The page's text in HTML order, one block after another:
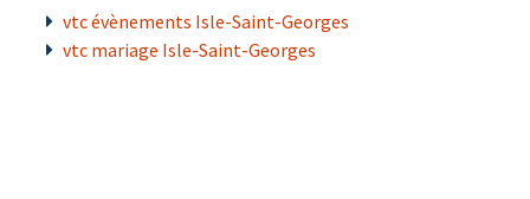
vtc évènements Isle-Saint-Georges
vtc mariage Isle-Saint-Georges